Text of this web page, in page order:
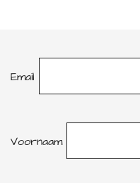
Email
Voornaam